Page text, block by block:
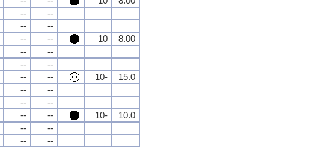
--
--
--
--
-- -- 10
8.00
--
--
--
--
-- -- 10-
15.0
--
--
--
--
-- -- 10-
10.0
--
--
--
--